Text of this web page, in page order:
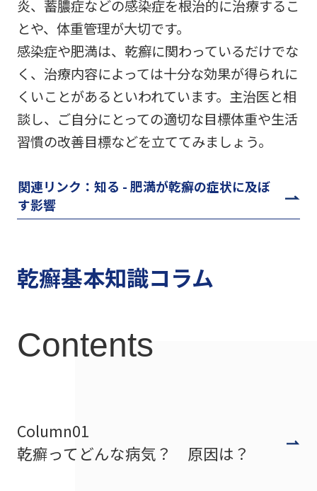
炎、蓄膿症などの感染症を根治的に治療するこ
とや、体重管理が大切です。
感染症や肥満は、乾癬に関わっているだけでな
く、治療内容によっては十分な効果が得られに
くいことがあるといわれています。主治医と相
談し、ご自分にとっての適切な目標体重や生活
習慣の改善目標などを立ててみましょう。
関連リンク：知る - 肥満が乾癬の症状に及ぼ
す影響
乾癬基本知識コラム
Contents
Column01
乾癬ってどんな病気？ 原因は？